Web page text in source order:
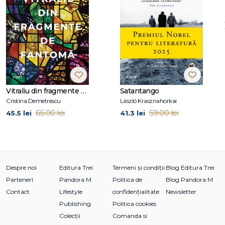
Jane Falloneste celebra producătoare de televiziune din
spatele unor show-uri precum
This Life, Teachersși20
Things to Do Before You're 30
. Printre celelalte romane ale
sale se numărăGetting Rid of Matthew, Got You Back,
Foursome, The Ugly Sister, Skeletons, Strictly Between Us
Faking Friends(lansat în ianuarie 2018).
Aflați mai multe despre ea pe www.janefallon.co.uk,
facebook.com/JaneFallonOfficial și Twitter: @JaneFallon.
Vitraliu din fragmente de fantomă
Cristina Demetrescu
45.5 lei 65.00 lei
Satantango
László Krasznahorkai
41.3 lei 59.00 lei
Despre noi
Parteneri
Contact
Editura Trei
Pandora M
Lifestyle
Publishing
Colecții
Termeni și condiții
Politica de
confidențialitate
Politica cookies
Comanda si
Blog Editura Trei
Blog Pandora M
Newsletter